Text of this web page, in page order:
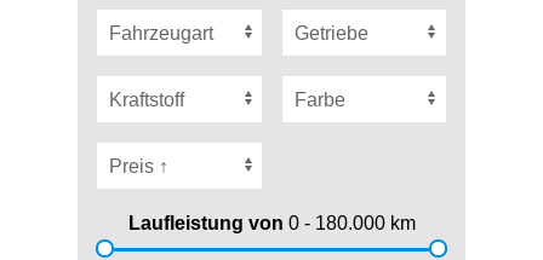
Laufleistung von 0 - 180.000km